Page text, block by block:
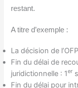
restant.
A titre d’exemple :
La décision de
Fin du délai de
juridictionnelle : 1er
Fin du délai pour